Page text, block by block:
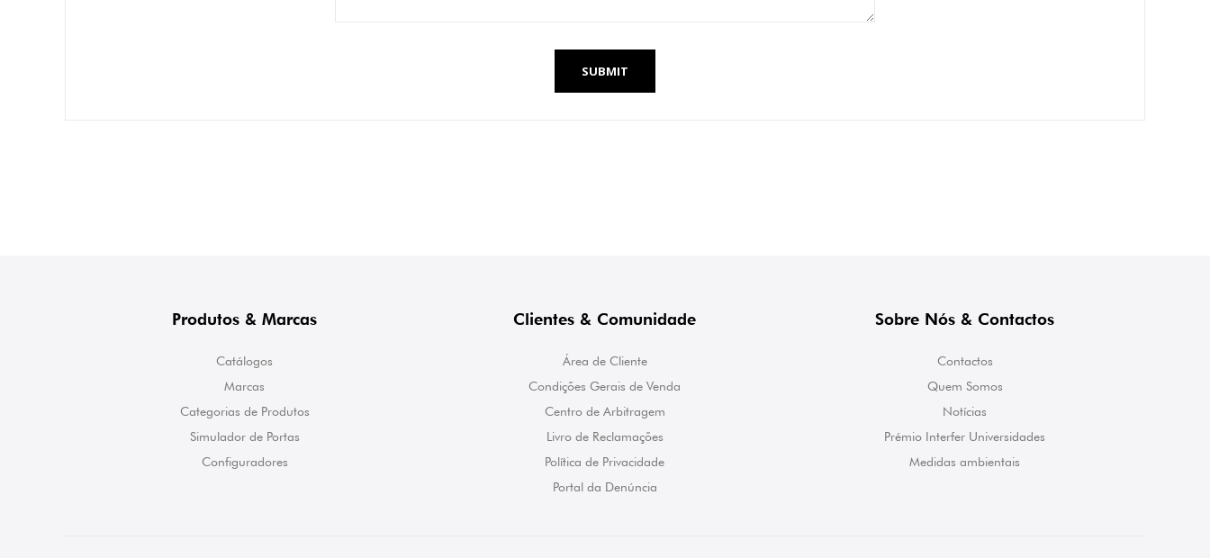
SUBMIT
Produtos & Marcas
Catálogos
Marcas
Categorias de Produtos
Simulador de Portas
Configuradores
Clientes & Comunidade
Área de Cliente
Condições Gerais de Venda
Centro de Arbitragem
Livro de Reclamações
Política de Privacidade
Portal da Denúncia
Sobre Nós & Contactos
Contactos
Quem Somos
Notícias
Prémio Interfer Universidades
Medidas ambientais